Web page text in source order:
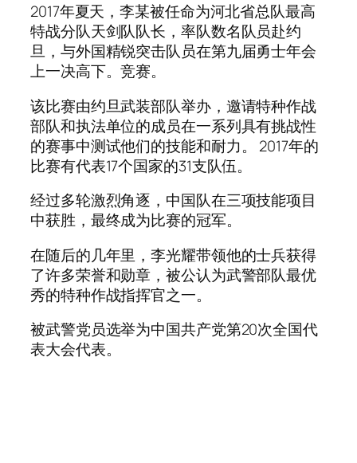
2017年夏天，李某被任命为河北省总队最高
特战分队天剑队队长，率队数名队员赴约
旦，与外国精锐突击队员在第九届勇士年会
上一决高下。竞赛。
该比赛由约旦武装部队举办，邀请特种作战
部队和执法单位的成员在一系列具有挑战性
的赛事中测试他们的技能和耐力。 2017年的
比赛有代表17个国家的31支队伍。
经过多轮激烈角逐，中国队在三项技能项目
中获胜，最终成为比赛的冠军。
在随后的几年里，李光耀带领他的士兵获得
了许多荣誉和勋章，被公认为武警部队最优
秀的特种作战指挥官之一。
被武警党员选举为中国共产党第20次全国代
表大会代表。